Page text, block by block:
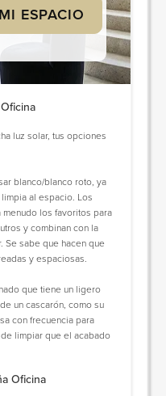
ESPACIO
luz solar, tus opciones
blanco/blanco roto, ya
al espacio. Los
los favoritos para
y combinan con la
Se sabe que hacen que
y espaciosas.
que tiene un ligero
un cascarón, como su
con frecuencia para
limpiar que el acabado
Oficina